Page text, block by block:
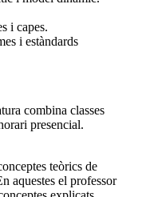
i capes.
i estàndards
combina classes
presencial.
teòrics de
aquestes el professor